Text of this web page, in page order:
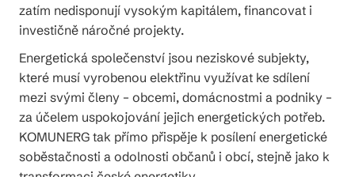
zatím nedisponují vysokým kapitálem, financovat i
investičně náročné projekty.
Energetická společenství jsou neziskové subjekty,
které musí vyrobenou elektřinu využívat ke sdílení
mezi svými členy – obcemi, domácnostmi a podniky –
za účelem uspokojování jejich energetických potřeb.
KOMUNERG tak přímo přispěje k posílení energetické
soběstačnosti a odolnosti občanů i obcí, stejně jako k